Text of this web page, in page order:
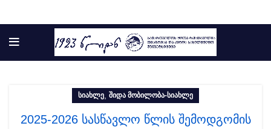
ᲡᲘᲐᲮᲚᲔ ᲨᲘᲓᲐ ᲛᲝᲑᲘᲚᲝᲑᲐ-ᲡᲘᲐᲮᲚᲔ
2025-2026 სასწავლო წლის შემოდგომის